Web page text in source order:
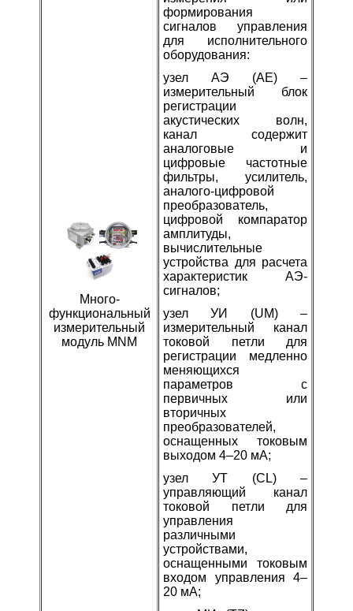
Много­
функциональный
измерительный
модуль MNM
формирования
сигналов управления
для исполнительного
оборудования:
узел АЭ (AE) –
измерительный блок
регистрации
акустических волн,
канал содержит
аналоговые и
цифровые частотные
фильтры, усилитель,
аналого-цифровой
преобразователь,
цифровой компаратор
амплитуды,
вычислительные
устройства для расчета
характеристик АЭ-
сигналов;
узел УИ (UM) –
измерительный канал
токовой петли для
регистрации медленно
меняющихся
параметров с
первичных или
вторичных
преобразователей,
оснащенных токовым
выходом 4–20 мА;
узел УТ (CL) –
управляющий канал
токовой петли для
управления
различными
устройствами,
оснащенными токовым
входом управления 4–
20 мА;